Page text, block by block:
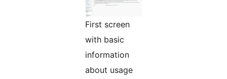
First screen
with basic
information
about usage